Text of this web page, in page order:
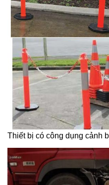
Thiết bị có công dụng cảnh